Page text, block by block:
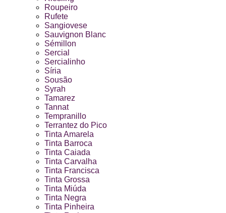
Roupeiro
Rufete
Sangiovese
Sauvignon Blanc
Sémillon
Sercial
Sercialinho
Síria
Sousão
Syrah
Tamarez
Tannat
Tempranillo
Terrantez do Pico
Tinta Amarela
Tinta Barroca
Tinta Caiada
Tinta Carvalha
Tinta Francisca
Tinta Grossa
Tinta Miúda
Tinta Negra
Tinta Pinheira